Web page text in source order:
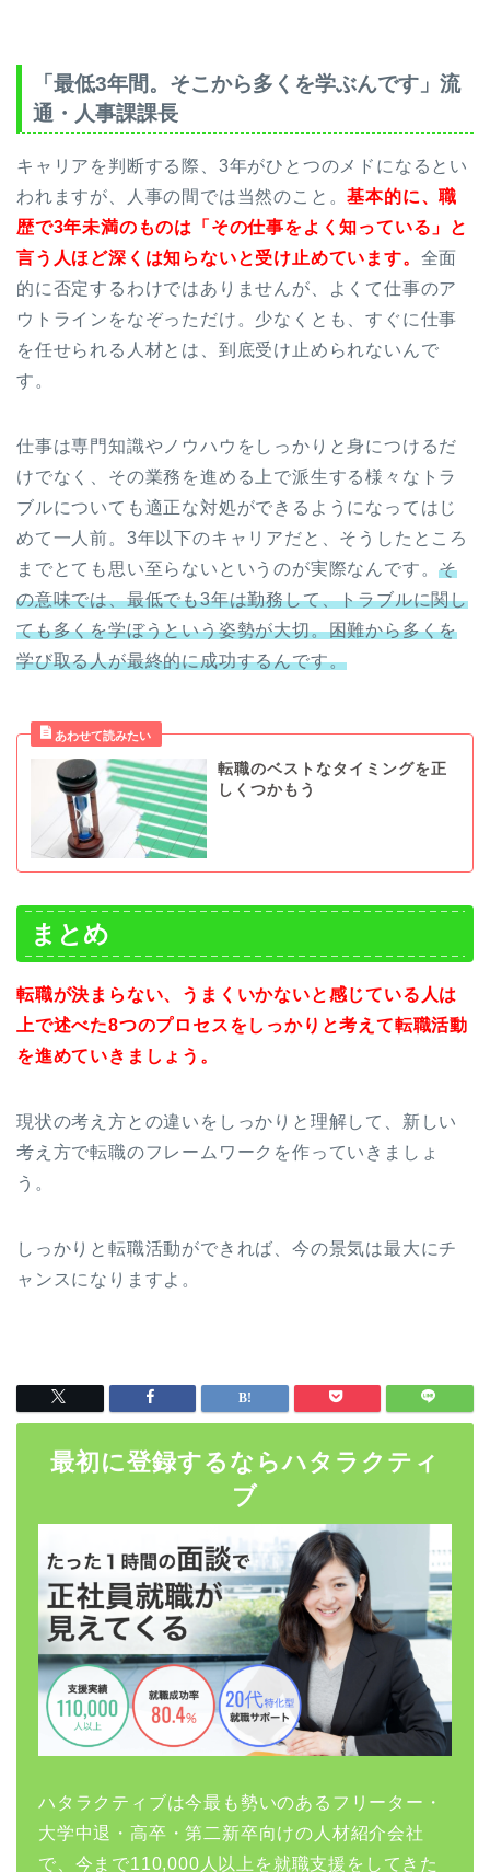
「最低3年間。そこから多くを学ぶんです」流
通・人事課課長
キャリアを判断する際、3年がひとつのメドになるとい
われますが、人事の間では当然のこと。基本的に、職
歴で3年未満のものは「その仕事をよく知っている」と
言う人ほど深くは知らないと受け止めています。 全面
的に否定するわけではありませんが、よくて仕事のア
ウトラインをなぞっただけ。少なくとも、すぐに仕事
を任せられる人材とは、到底受け止められないんで
す。
仕事は専門知識やノウハウをしっかりと身につけるだ
けでなく、その業務を進める上で派生する様々なトラ
ブルについても適正な対処ができるようになってはじ
めて一人前。3年以下のキャリアだと、そうしたところ
までとても思い至らないというのが実際なんです。そ
の意味では、最低でも3年は勤務して、トラブルに関し
ても多くを学ぼうという姿勢が大切。困難から多くを
学び取る人が最終的に成功するんです。
転職のベストなタイミングを正
しくつかもう
まとめ
転職が決まらない、うまくいかないと感じている人は
上で述べた8つのプロセスをしっかりと考えて転職活動
を進めていきましょう。
現状の考え方との違いをしっかりと理解して、新しい
考え方で転職のフレームワークを作っていきましょ
う。
しっかりと転職活動ができれば、今の景気は最大にチ
ャンスになりますよ。
最初に登録するならハタラクティ
ブ
ハタラクティブは今最も勢いのあるフリーター・
大学中退・高卒・第二新卒向けの人材紹介会社
で、今まで110,000人以上を就職支援をしてきた